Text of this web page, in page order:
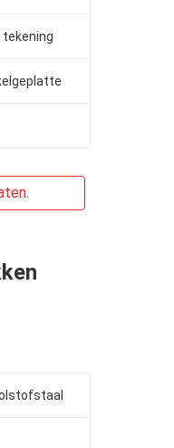
tekening